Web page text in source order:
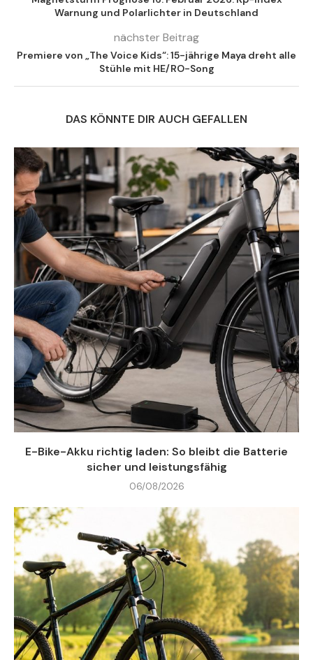
Warnung und Polarlichter in Deutschland
nächster Beitrag
Premiere von „The Voice Kids“: 15-jährige Maya dreht alle
Stühle mit HE/RO-Song
DAS KÖNNTE DIR AUCH GEFALLEN
E-Bike-Akku richtig laden: So bleibt die Batterie
sicher und leistungsfähig
06/08/2026